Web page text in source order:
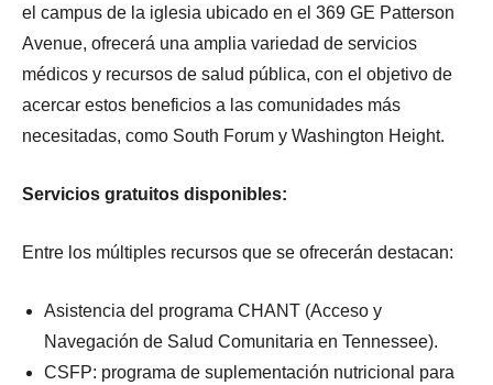
el campus de la iglesia ubicado en el 369 GE Patterson
Avenue, ofrecerá una amplia variedad de servicios
médicos y recursos de salud pública, con el objetivo de
acercar estos beneficios a las comunidades más
necesitadas, como South Forum y Washington Height.
Servicios gratuitos disponibles:
Entre los múltiples recursos que se ofrecerán destacan:
Asistencia del programa CHANT (Acceso y
Navegación de Salud Comunitaria en Tennessee).
CSFP: programa de suplementación nutricional para